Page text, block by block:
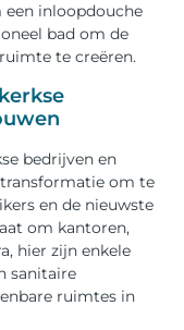
een ​​inloopdouche
bad om de
te creëren.
bedrijven en
om te
en de nieuwste
om kantoren,
hier zijn enkele
sanitaire
ruimtes in